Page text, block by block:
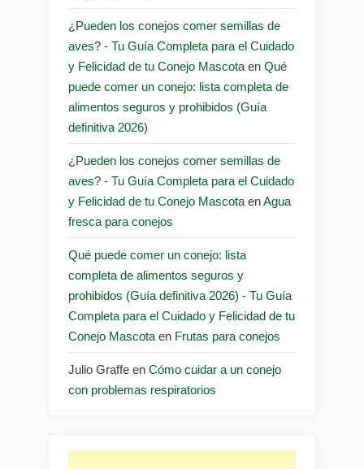
¿Pueden los conejos comer semillas de
aves? - Tu Guía Completa para el Cuidado
y Felicidad de tu Conejo Mascota en Qué
puede comer un conejo: lista completa de
alimentos seguros y prohibidos (Guía
definitiva 2026)
¿Pueden los conejos comer semillas de
aves? - Tu Guía Completa para el Cuidado
y Felicidad de tu Conejo Mascota enAgua
fresca para conejos
Qué puede comer un conejo: lista
completa de alimentos seguros y
prohibidos (Guía definitiva 2026) - Tu Guía
Completa para el Cuidado y Felicidad de tu
Conejo Mascota en Frutas para conejos
Julio Graffe en Cómo cuidar a un conejo
con problemas respiratorios